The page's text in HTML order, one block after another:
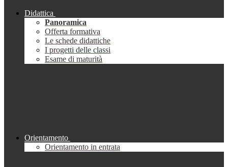
Didattica
Panoramica
Offerta formativa
Le schede didattiche
I progetti delle classi
Esame di maturità
Orientamento
Orientamento in entrata